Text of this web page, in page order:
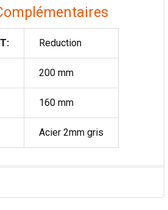
Reduction
200 mm
160 mm
Acier 2mm gris